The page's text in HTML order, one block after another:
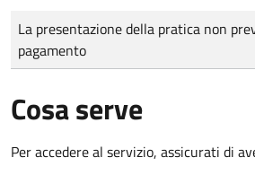
Tipo di pagamento
Importo
La presentazione della pratica non
pagamento
Cosa serve
Per accedere al servizio, assicurati di